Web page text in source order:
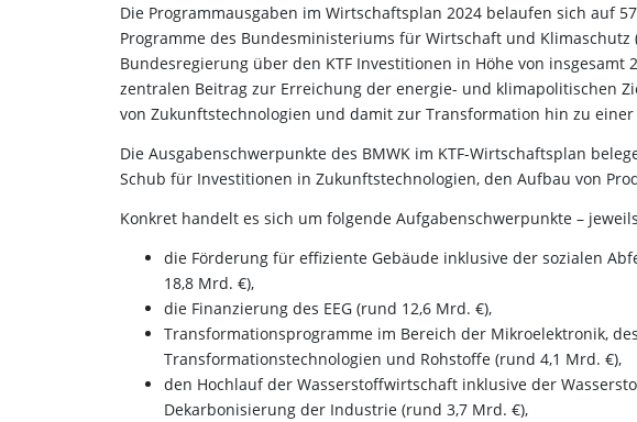
Die Programmausgaben im Wirtschaftsplan 2024 belaufen sich auf
Programme des Bundesministeriums für Wirtschaft und Klimaschutz
Bundesregierung über den KTF Investitionen in Höhe von insgesamt
zentralen Beitrag zur Erreichung der energie- und klimapolitischen
von Zukunftstechnologien und damit zur Transformation hin zu
Die Ausgabenschwerpunkte des BMWK im KTF-Wirtschaftsplan
Schub für Investitionen in Zukunftstechnologien, den Aufbau von
Konkret handelt es sich um folgende Aufgabenschwerpunkte –
die Förderung für effiziente Gebäude inklusive der sozialen
18,8 Mrd. €),
die Finanzierung des EEG (rund 12,6 Mrd. €),
Transformationsprogramme im Bereich der Mikroelektronik,
Transformationstechnologien und Rohstoffe (rund 4,1 Mrd. €),
den Hochlauf der Wasserstoffwirtschaft inklusive der
Dekarbonisierung der Industrie (rund 3,7 Mrd. €),